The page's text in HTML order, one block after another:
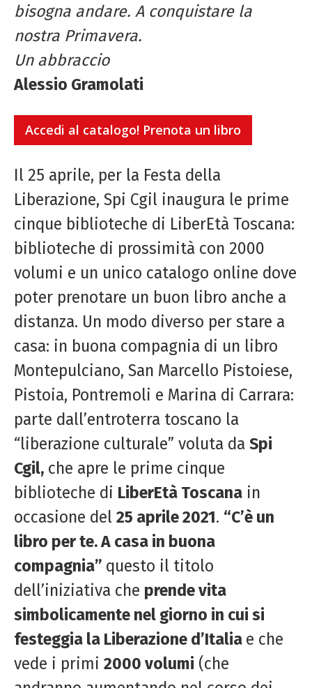
bisogna andare. A conquistare la
nostra Primavera.
Un abbraccio
Alessio Gramolati
Accedi al catalogo! Prenota un libro
Il 25 aprile, per la Festa della
Liberazione, Spi Cgil inaugura le prime
cinque biblioteche di LiberEtà Toscana:
biblioteche di prossimità con 2000
volumi e un unico catalogo online dove
poter prenotare un buon libro anche a
distanza. Un modo diverso per stare a
casa: in buona compagnia di un libro
Montepulciano, San Marcello Pistoiese,
Pistoia, Pontremoli e Marina di Carrara:
parte dall’entroterra toscano la
“liberazione culturale” voluta da Spi
Cgil, che apre le prime cinque
biblioteche di LiberEtà Toscana in
occasione del 25 aprile 2021. “C’è un
libro per te. A casa in buona
compagnia” questo il titolo
dell’iniziativa che prende vita
simbolicamente nel giorno in cui si
festeggia la Liberazione d’Italia e che
vede i primi 2000 volumi (che